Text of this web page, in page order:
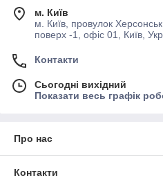
м. Київ
м. Київ, провулок
поверх -1, офіс 01, Київ,
Контакти
Сьогодні вихідний
Показати весь графік
Про нас
Контакти